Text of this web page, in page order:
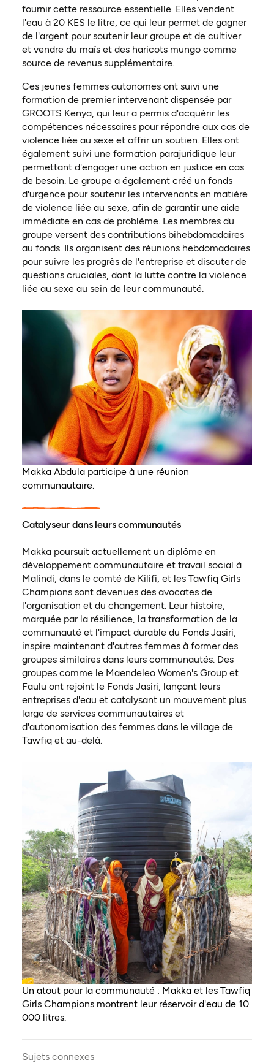
fournir cette ressource essentielle. Elles vendent
l'eau à 20 KES le litre, ce qui leur permet de gagner
de l'argent pour soutenir leur groupe et de cultiver
et vendre du maïs et des haricots mungo comme
source de revenus supplémentaire.
Ces jeunes femmes autonomes ont suivi une
formation de premier intervenant dispensée par
GROOTS Kenya, qui leur a permis d'acquérir les
compétences nécessaires pour répondre aux cas de
violence liée au sexe et offrir un soutien. Elles ont
également suivi une formation parajuridique leur
permettant d'engager une action en justice en cas
de besoin. Le groupe a également créé un fonds
d'urgence pour soutenir les intervenants en matière
de violence liée au sexe, afin de garantir une aide
immédiate en cas de problème. Les membres du
groupe versent des contributions bihebdomadaires
au fonds. Ils organisent des réunions hebdomadaires
pour suivre les progrès de l'entreprise et discuter de
questions cruciales, dont la lutte contre la violence
liée au sexe au sein de leur communauté.
Makka Abdula participe à une réunion
communautaire.
Catalyseur dans leurs communautés
Makka poursuit actuellement un diplôme en
développement communautaire et travail social à
Malindi, dans le comté de Kilifi, et les Tawfiq Girls
Champions sont devenues des avocates de
l'organisation et du changement. Leur histoire,
marquée par la résilience, la transformation de la
communauté et l'impact durable du Fonds Jasiri,
inspire maintenant d'autres femmes à former des
groupes similaires dans leurs communautés. Des
groupes comme le Maendeleo Women's Group et
Faulu ont rejoint le Fonds Jasiri, lançant leurs
entreprises d'eau et catalysant un mouvement plus
large de services communautaires et
d'autonomisation des femmes dans le village de
Tawfiq et au-delà.
Un atout pour la communauté : Makka et les Tawfiq
Girls Champions montrent leur réservoir d'eau de 10
000 litres.
Sujets connexes